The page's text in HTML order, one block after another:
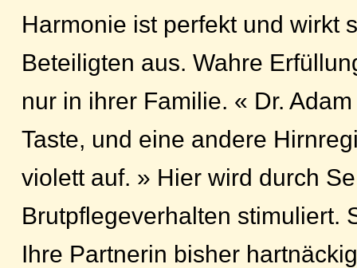
Harmonie ist perfekt und wirkt
Beteiligten aus. Wahre
nur in ihrer Familie. « Dr.
Taste, und eine andere
violett auf. » Hier wird durch
Brutpflegeverhalten stimuliert.
Ihre Partnerin bisher